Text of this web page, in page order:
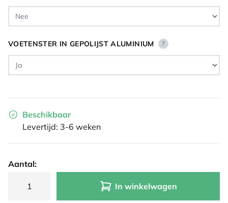
VOETENSTER IN GEPOLIJST ALUMINIUM ?
Beschikbaar
Levertijd: 3-6 weken
Aantal:
In winkelwagen